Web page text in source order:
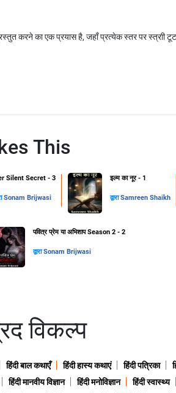
करने का एक प्रयास है, जहाँ प्रत्येक स्तर पर स्त्राी
This
Silent Secret - 3
Sonam Brijwasi
इल्म का नूर - 1
द्वाराSamreen Shaikh
पवित्र प्रेम या अभिशाप Season 2 - 2
द्वाराSonam Brijwasi
विकल्प
हिंदी बाल कथाएँ हिंदी हास्य कथाएं हिंदी पत्रिका
हिंदी मानवीय विज्ञान हिंदी मनोविज्ञान हिंदी स्वास्थ्य